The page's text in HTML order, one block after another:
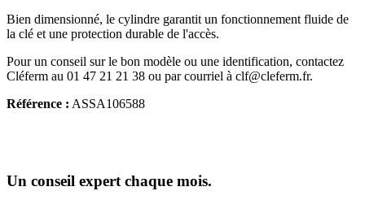
Bien dimensionné, le cylindre garantit un fonctionnement fluide de
la clé et une protection durable de l'accès.
Pour un conseil sur le bon modèle ou une identification, contactez
Cléferm au 01 47 21 21 38 ou par courriel à clf@cleferm.fr.
Référence : ASSA106588
Un conseil expert chaque mois.